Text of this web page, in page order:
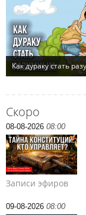
Скоро
08-08-2026 08:00
Записи эфиров
09-08-2026 08:00